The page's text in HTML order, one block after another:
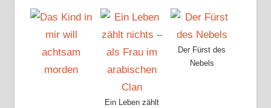
Ein Leben zählt
Der Fürst des
Nebels